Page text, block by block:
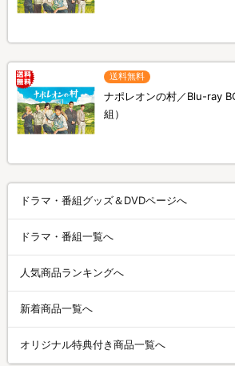
送料無料
ナポレオンの村／Blu-ray
組）
ドラマ・番組グッズ＆DVDページへ
ドラマ・番組一覧へ
人気商品ランキングへ
新着商品一覧へ
オリジナル特典付き商品一覧へ